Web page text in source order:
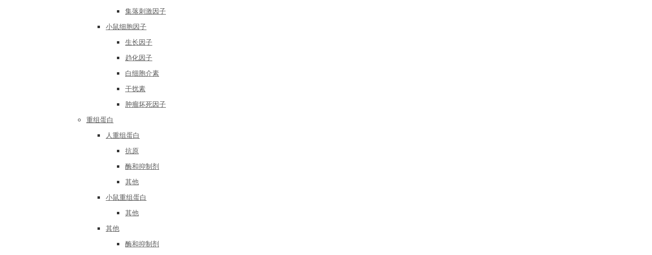
集落刺激因子
小鼠细胞因子
生长因子
趋化因子
白细胞介素
干扰素
肿瘤坏死因子
重组蛋白
人重组蛋白
抗原
酶和抑制剂
其他
小鼠重组蛋白
其他
其他
酶和抑制剂